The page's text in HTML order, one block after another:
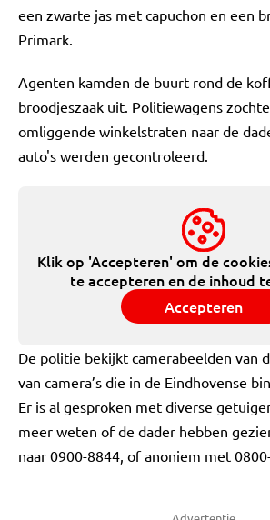
een zwarte jas met capuchon en een
Primark.
Agenten kamden de buurt rond de
broodjeszaak uit. Politiewagens
omliggende winkelstraten naar de
auto's werden gecontroleerd.
Klik op 'Accepteren' om de
te accepteren en de inhoud
Accepteren
De politie bekijkt camerabeelden van
van camera’s die in de Eindhovense
Er is al gesproken met diverse
meer weten of de dader hebben
naar 0900-8844, of anoniem met